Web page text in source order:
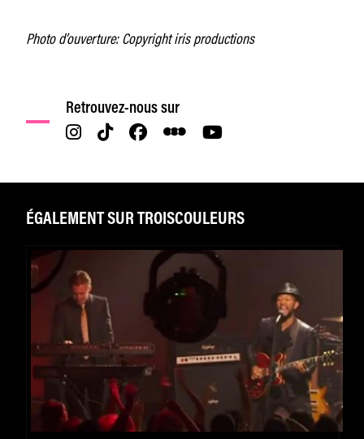
Photo d’ouverture: Copyright iris productions
Retrouvez-nous sur
ÉGALEMENT SUR TROISCOULEURS